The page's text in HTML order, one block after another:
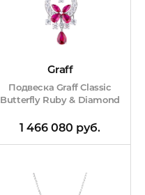
Graff
Подвеска Graff Classic
Butterfly Ruby & Diamond
1 466 080 руб.